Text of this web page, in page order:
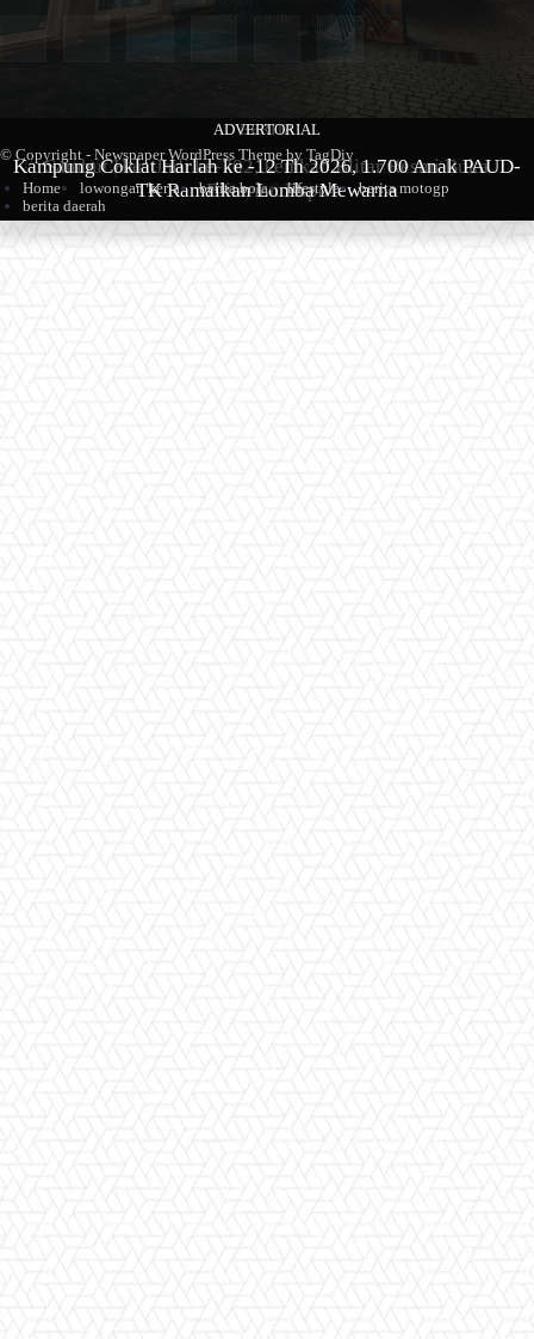
BERITA
Produk Kopi Premium Asal Wonodadi Ramaikan Blitarian
Expo 2026
BERITA
Sambut Hari Jadi ke-702, Pemkab Blitar Resmi Buka
Blitarian Expo
ADVERTORIAL
Kampung Coklat Harlah ke -12 Th 2026, 1.700 Anak PAUD-
TK Ramaikan Lomba Mewarna
© Copyright - Newspaper WordPress Theme by TagDiv
Home
lowongan kerja berita bola lifestyle
berita motogp
berita daerah